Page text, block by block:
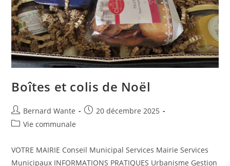
Boîtes et colis de Noël
Bernard Wante
20 décembre 2025
Vie communale
VOTRE MAIRIE Conseil Municipal Services Mairie Services
Municipaux INFORMATIONS PRATIQUES Urbanisme Gestion